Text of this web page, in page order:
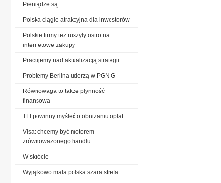
Pieniądze są
Polska ciągle atrakcyjna dla inwestorów
Polskie firmy też ruszyły ostro na
internetowe zakupy
Pracujemy nad aktualizacją strategii
Problemy Berlina uderzą w PGNiG
Równowaga to także płynność
finansowa
TFI powinny myśleć o obniżaniu opłat
Visa: chcemy być motorem
zrównoważonego handlu
W skrócie
Wyjątkowo mała polska szara strefa